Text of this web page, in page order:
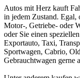
Autos mit Herz kauft
in jedem Zustand. Egal,
Motor-, Getriebe- oder
oder Sie einen
Exportauto, Taxi,
Sportwagen, Cabrio,
Gebrauchtwagen gerne